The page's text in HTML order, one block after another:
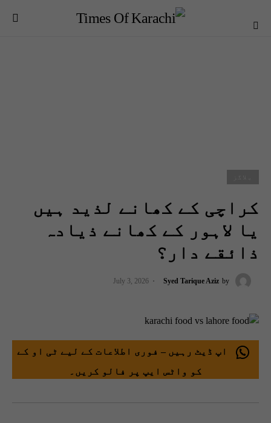
کراچی کے کھانے لذید ہیں
یا لاہور کے کھانے ذیادہ
ذائقے دار؟
by
Syed Tarique Aziz
July 3, 2026
اپ ڈیٹ رہیں – فوری اطلاعات کے لیے ٹی او کے
کو واٹس ایپ پر فالو کریں۔